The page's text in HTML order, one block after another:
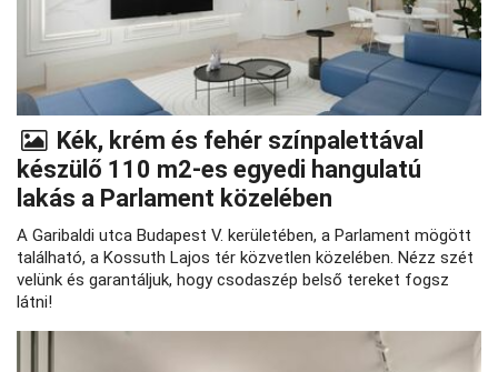
Kék, krém és fehér színpalettával
készülő 110 m2-es egyedi hangulatú
lakás a Parlament közelében
A Garibaldi utca Budapest V. kerületében, a Parlament mögött
található, a Kossuth Lajos tér közvetlen közelében. Nézz szét
velünk és garantáljuk, hogy csodaszép belső tereket fogsz
látni!